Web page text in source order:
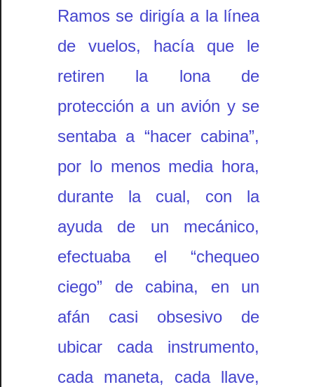
Ramos se dirigía a la línea
de vuelos, hacía que le
retiren la lona de
protección a un avión y se
sentaba a “hacer cabina”,
por lo menos media hora,
durante la cual, con la
ayuda de un mecánico,
efectuaba el “chequeo
ciego” de cabina, en un
afán casi obsesivo de
ubicar cada instrumento,
cada maneta, cada llave,